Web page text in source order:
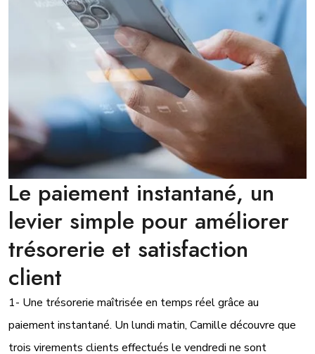
Le paiement instantané, un
levier simple pour améliorer
trésorerie et satisfaction
client
1- Une trésorerie maîtrisée en temps réel grâce au
paiement instantané. Un lundi matin, Camille découvre que
trois virements clients effectués le vendredi ne sont